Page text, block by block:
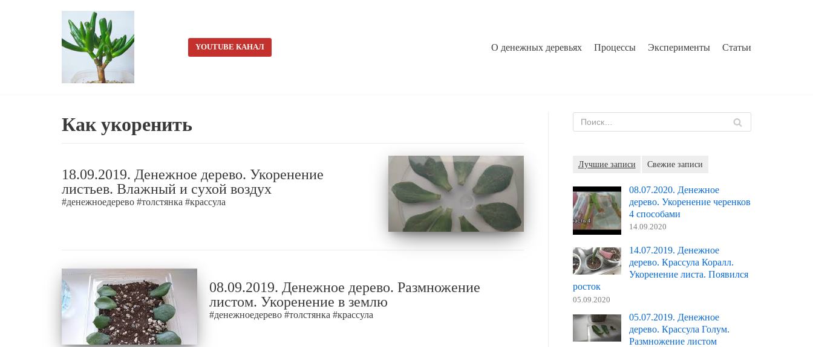
YOUTUBE КАНАЛ О денежных деревьях Процессы Эксперименты Статьи
Как укоренить
18.09.2019. Денежное дерево. Укоренение
листьев. Влажный и сухой воздух
#денежноедерево #толстянка #крассула
08.09.2019. Денежное дерево. Размножение
листом. Укоренение в землю
#денежноедерево #толстянка #крассула
Лучшие записи Свежие записи
08.07.2020. Денежное
дерево. Укоренение черенков
4 способами
14.09.2020
14.07.2019. Денежное
дерево. Крассула Коралл.
Укоренение листа. Появился
росток
05.09.2020
05.07.2019. Денежное
дерево. Крассула Голум.
Размножение листом